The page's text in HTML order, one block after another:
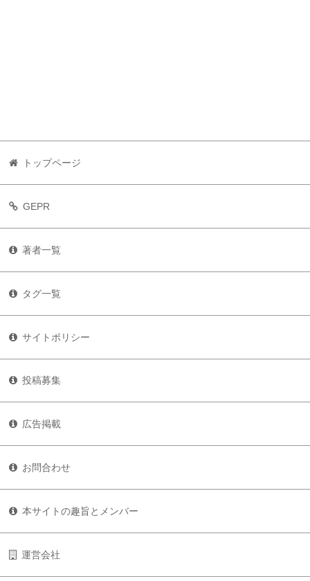
トップページ
GEPR
著者一覧
タグ一覧
サイトポリシー
投稿募集
広告掲載
お問合わせ
本サイトの趣旨とメンバー
運営会社